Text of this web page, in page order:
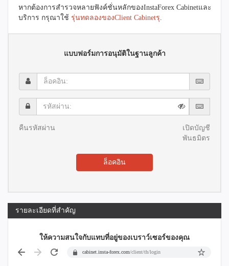
หากต้องการสำรวจหลายฟังค์ชั่นหลักของInstaForex Cabinetและ
บริการ กรุณาใช้ รุ่นทดลองของClient Cabinetรุ.
แบบฟอร์มการอนุมัติในฐานลูกค้า
ล็อค
อิน:
รหัส
ผ่าน:
คืนรหัสผ่าน
เปิดบัญชี
พันธมิตร
ล็อคอิน
รายละเอียดที่สำคัญ
ให้ความสนใจกับแทบที่อยู่ของเบราว์เซอร์ของคุณ
cabinet.insta-forex.com/client/th/login